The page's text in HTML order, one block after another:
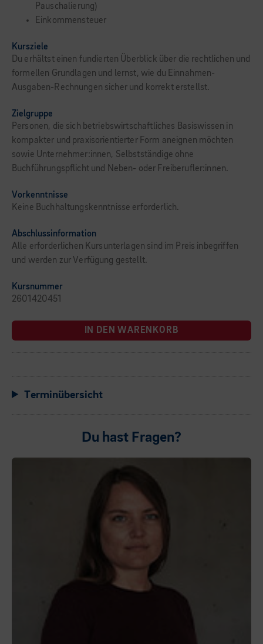
Pauschalierung)
Einkommensteuer
Kursziele
Du erhältst einen fundierten Überblick über die rechtlichen und
formellen Grundlagen und lernst, wie du Einnahmen-
Ausgaben-Rechnungen sicher und korrekt erstellst.
Zielgruppe
Personen, die sich betriebswirtschaftliches Basiswissen in
kompakter und praxisorientierter Form aneignen möchten
sowie Unternehmer:innen, Selbstständige ohne
Buchführungspflicht und Neben- oder Freiberufler:innen.
Vorkenntnisse
Keine Buchhaltungskenntnisse erforderlich.
Abschlussinformation
Alle erforderlichen Kursunterlagen sind im Preis inbegriffen
und werden zur Verfügung gestellt.
Kursnummer
2601420451
IN DEN WARENKORB
Terminübersicht
Du hast Fragen?